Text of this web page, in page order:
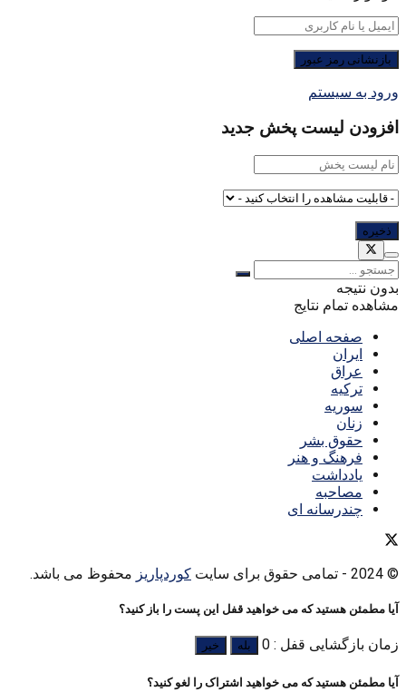
ورود به سیستم
افزودن لیست پخش جدید
بدون نتیجه
مشاهده تمام نتایج
صفحه اصلی
ایران
عراق
ترکیه
سوریه
زنان
حقوق بشر
فرهنگ و هنر
یادداشت
مصاحبه
چندرسانه ای
© 2024 - تمامی حقوق برای سایت کوردپاریز محفوظ می باشد.
آیا مطمئن هستید که می خواهید قفل این پست را باز کنید؟
زمان بازگشایی قفل : 0 بله خیر
آیا مطمئن هستید که می خواهید اشتراک را لغو کنید؟